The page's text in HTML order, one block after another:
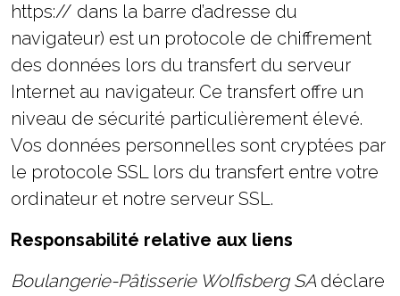
https:// dans la barre d’adresse du
navigateur) est un protocole de chiffrement
des données lors du transfert du serveur
Internet au navigateur. Ce transfert offre un
niveau de sécurité particulièrement élevé.
Vos données personnelles sont cryptées par
le protocole SSL lors du transfert entre votre
ordinateur et notre serveur SSL.
Responsabilité relative aux liens
Boulangerie-Pâtisserie Wolfisberg SAdéclare